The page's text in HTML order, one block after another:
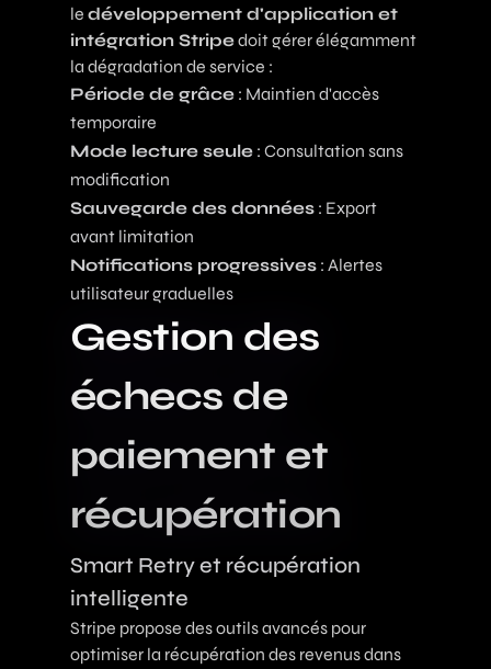
le développement d'application et
intégration Stripedoit gérer élégamment
la dégradation de service :
Période de grâce : Maintien d'accès
temporaire
Mode lecture seule : Consultation sans
modification
Sauvegarde des données : Export
avant limitation
Notifications progressives : Alertes
utilisateur graduelles
Gestion des
échecs de
paiement et
récupération
Smart Retry et récupération
intelligente
Stripe propose des outils avancés pour
optimiser la récupération des revenus dans